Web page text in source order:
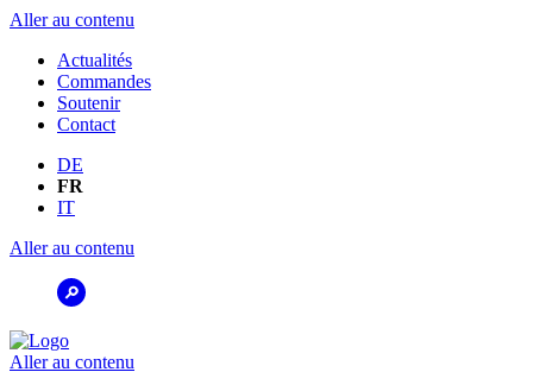
Aller au contenu
Actualités
Commandes
Soutenir
Contact
DE
FR
IT
Aller au contenu
Aller au contenu